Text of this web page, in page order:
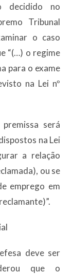
decidido no
Tribunal
o caso
“(…) o regime
para o exame
na Lei nº
será
na Lei
a relação
ou se
emprego em
deve ser
que o